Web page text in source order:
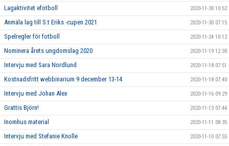
Lagaktivitet efotboll 2020-11-30 10:52
Anmäla lag till S:t Eriks -cupen 2021 2020-11-30 07:15
Spelregler för fotboll 2020-11-24 10:12
Nominera årets ungdomslag 2020 2020-11-19 12:30
Intervju med Sara Nordlund 2020-11-18 07:51
Kostnadsfritt webbinarium 9 december 13-14 2020-11-18 07:40
Intervju med Johan Alex 2020-11-16 09:29
Grattis Björn! 2020-11-13 07:44
Inomhus material 2020-11-11 08:35
Intervju med Stefanie Knolle 2020-11-10 07:55